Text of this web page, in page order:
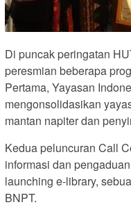
Di puncak peringatan
peresmian beberapa
Pertama, Yayasan
mengonsolidasikan
mantan napiter dan
Kedua peluncuran Call
informasi dan
launching e-library,
BNPT.